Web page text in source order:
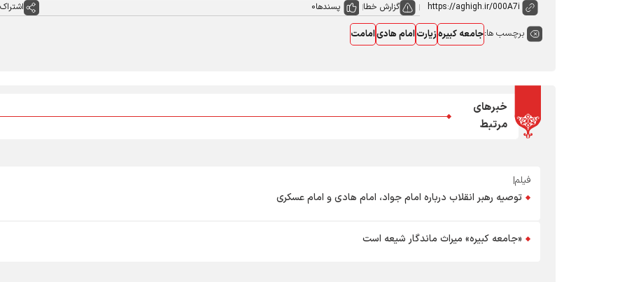
گزارش خطا پسندها0
برچسب ها:جامعه کبیرهزیارتامام هادیامامت
خبرهای
مرتبط
فیلم|
توصیه رهبر انقلاب درباره امام جواد، امام هادی و امام عسکری
«جامعه کبیره» میراث ماندگار شیعه است